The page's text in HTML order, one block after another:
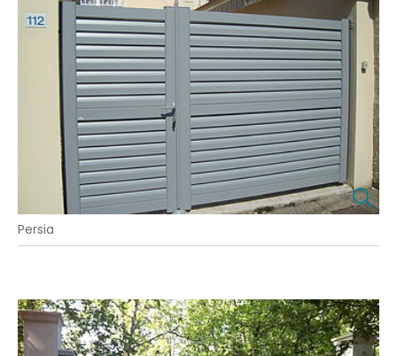
Persia